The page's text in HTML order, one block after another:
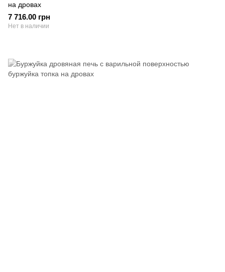
на дровах
7 716.00 грн
Нет в наличии